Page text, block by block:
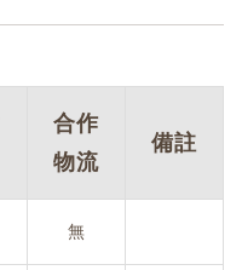
合作
物流
備註
無